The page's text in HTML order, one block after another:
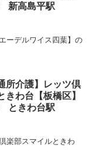
新高島平駅
ーデルワイス四葉】の
所介護】レッツ倶
きわ台【板橋区】
ときわ台駅
楽部スマイルときわ